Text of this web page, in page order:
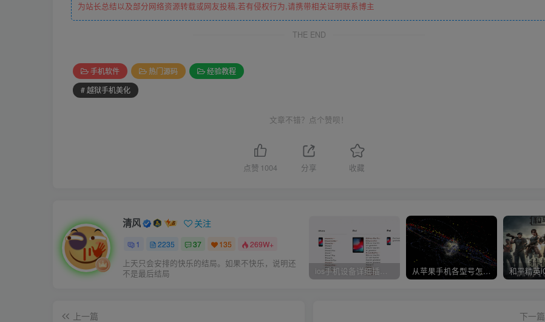
为站长总结以及部分网络资源转载或网友投稿,若有侵权行为,请携带相关证明联系博主
THE END
手机软件 热门源码
经验教程
# 越狱手机美化
文章不错？点个赞呗！
点赞 1004 分享 收藏
清风 关注
1 2235 37 135 269W+
上天只会安排的快乐的结局。如果不快乐，说明还
不是最后结局
ios手机设备详细插件平刷教程 从苹果手机各型号怎么越狱到怎么开科技完整教程
上一篇 下一篇